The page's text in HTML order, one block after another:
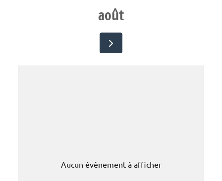
août
Aucun évènement à afficher